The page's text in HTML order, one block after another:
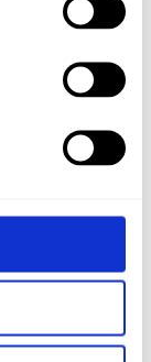
od uzgodnienia
drzewka
listę
user flow oraz